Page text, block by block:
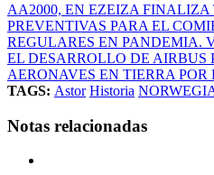
AA2000, EN EZEIZA FINALIZA
PREVENTIVAS PARA EL
REGULARES EN PANDEMIA.
EL DESARROLLO DE AIRBUS
AERONAVES EN TIERRA POR
TAGS: Astor Historia
Notas relacionadas